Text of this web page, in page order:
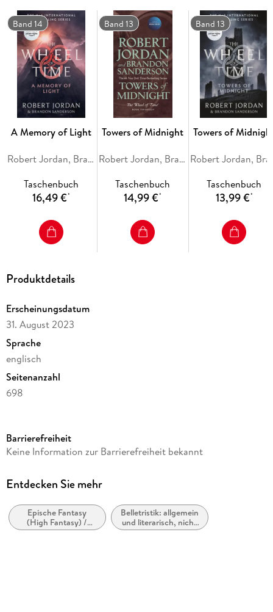
Band 14
A Memory of Light
Robert Jordan, Brandon Sanderson
Taschenbuch
16,49 €*
Band 13
Towers of Midnight
Robert Jordan, Brandon Sanderson
Taschenbuch
14,99 €*
Band 13
Towers of
Taschenbuch
13,99 €*
Produktdetails
Erscheinungsdatum
31. August 2023
Sprache
englisch
Seitenanzahl
698
Autor/Autorin
Verlag/Hersteller
Produktart
kartoniert
Barrierefreiheit
Keine Information zur Barrierefreiheit bekannt
Entdecken Sie mehr
Epische Fantasy
(High Fantasy) /
Heroische Fantasy
Belletristik: allgemein
und literarisch, nicht
nach Genre